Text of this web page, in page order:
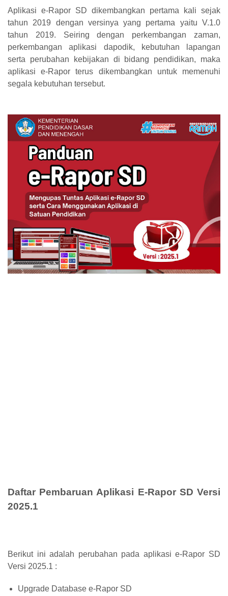
Aplikasi e-Rapor SD dikembangkan pertama kali sejak
tahun 2019 dengan versinya yang pertama yaitu V.1.0
tahun 2019. Seiring dengan perkembangan zaman,
perkembangan aplikasi dapodik, kebutuhan lapangan
serta perubahan kebijakan di bidang pendidikan, maka
aplikasi e-Rapor terus dikembangkan untuk memenuhi
segala kebutuhan tersebut.
Daftar Pembaruan Aplikasi E-Rapor SD Versi
2025.1
Berikut ini adalah perubahan pada aplikasi e-Rapor SD
Versi 2025.1 :
Upgrade Database e-Rapor SD